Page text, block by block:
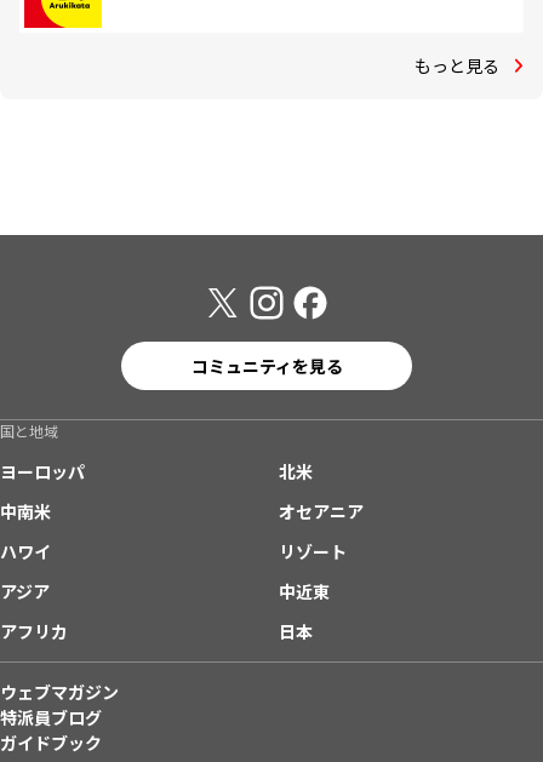
もっと見る
コミュニティを見る
国と地域
ヨーロッパ
北米
中南米
オセアニア
ハワイ
リゾート
アジア
中近東
アフリカ
日本
ウェブマガジン
特派員ブログ
ガイドブック